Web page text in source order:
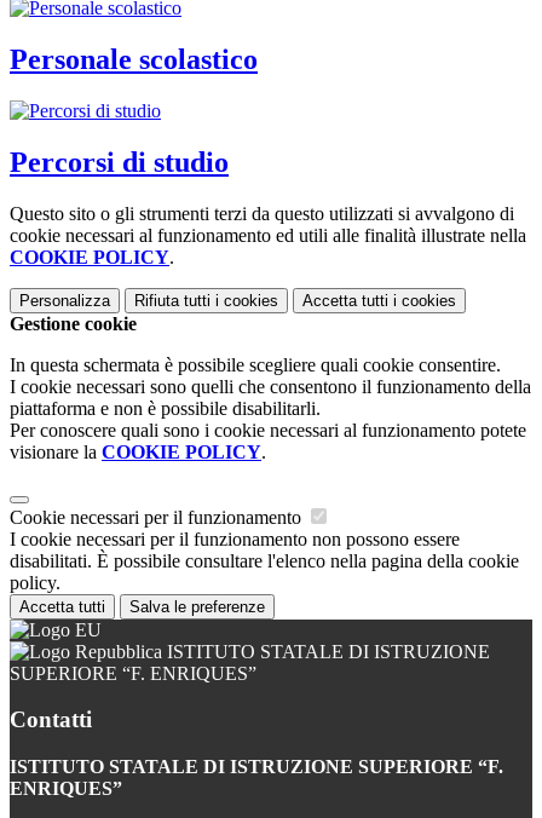
Personale scolastico
Percorsi di studio
Questo sito o gli strumenti terzi da questo utilizzati si avvalgono di
cookie necessari al funzionamento ed utili alle finalità illustrate nella
COOKIE POLICY.
Personalizza Rifiuta tutti i cookies Accetta tutti i cookies
Gestione cookie
In questa schermata è possibile scegliere quali cookie consentire.
I cookie necessari sono quelli che consentono il funzionamento della
piattaforma e non è possibile disabilitarli.
Per conoscere quali sono i cookie necessari al funzionamento potete
visionare la COOKIE POLICY.
Cookie necessari per il funzionamento
I cookie necessari per il funzionamento non possono essere
disabilitati. È possibile consultare l'elenco nella pagina della cookie
policy.
Accetta tutti Salva le preferenze
ISTITUTO STATALE DI ISTRUZIONE
SUPERIORE “F. ENRIQUES”
Contatti
ISTITUTO STATALE DI ISTRUZIONE SUPERIORE “F.
ENRIQUES”